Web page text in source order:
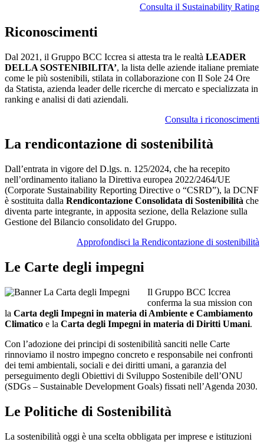
Consulta il Sustainability Rating
Riconoscimenti
Dal 2021, il Gruppo BCC Iccrea si attesta tra le realtà LEADER
DELLA SOSTENIBILITA’, la lista delle aziende italiane premiate
come le più sostenibili, stilata in collaborazione con Il Sole 24 Ore
da Statista, azienda leader delle ricerche di mercato e specializzata in
ranking e analisi di dati aziendali.
Consulta i riconoscimenti
La rendicontazione di sostenibilità
Dall’entrata in vigore del D.lgs. n. 125/2024, che ha recepito
nell’ordinamento italiano la Direttiva europea 2022/2464/UE
(Corporate Sustainability Reporting Directive o “CSRD”), la DCNF
è sostituita dalla Rendicontazione Consolidata di Sostenibilità che
diventa parte integrante, in apposita sezione, della Relazione sulla
Gestione del Bilancio consolidato del Gruppo.
Approfondisci la Rendicontazione di sostenibilità
Le Carte degli impegni
Il Gruppo BCC Iccrea
conferma la sua mission con
la Carta degli Impegni in materia di Ambiente e Cambiamento
Climatico e la Carta degli Impegni in materia di Diritti Umani.
Con l’adozione dei principi di sostenibilità sanciti nelle Carte
rinnoviamo il nostro impegno concreto e responsabile nei confronti
dei temi ambientali, sociali e dei diritti umani, a garanzia del
perseguimento degli Obiettivi di Sviluppo Sostenibile dell’ONU
(SDGs – Sustainable Development Goals) fissati nell’Agenda 2030.
Le Politiche di Sostenibilità
La sostenibilità oggi è una scelta obbligata per imprese e istituzioni